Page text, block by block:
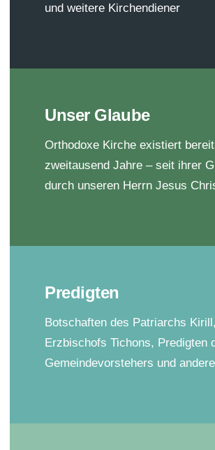
und weitere Kirchendiener
Unser Glaube
Orthodoxe Kirche existiert
zweitausend Jahre – seit ihrer
durch unseren Herrn Jesus
Predigten
Botschaften des Patriarchs
Erzbischofs Tichons, Predigten
Gemeindevorstehers und